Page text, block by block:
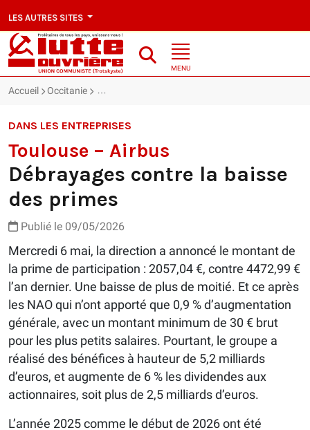
LES AUTRES SITES
MENU
Accueil Occitanie Toulouse – Airbus : Débrayages contre la baisse
DANS LES ENTREPRISES
Toulouse – Airbus
Débrayages contre la baisse
des primes
Publié le 09/05/2026
Mercredi 6 mai, la direction a annoncé le montant de
la prime de participation : 2057,04 €, contre 4472,99 €
l’an dernier. Une baisse de plus de moitié. Et ce après
les NAO qui n’ont apporté que 0,9 % d’augmentation
générale, avec un montant minimum de 30 € brut
pour les plus petits salaires. Pourtant, le groupe a
réalisé des bénéfices à hauteur de 5,2 milliards
d’euros, et augmente de 6 % les dividendes aux
actionnaires, soit plus de 2,5 milliards d’euros.
L’année 2025 comme le début de 2026 ont été